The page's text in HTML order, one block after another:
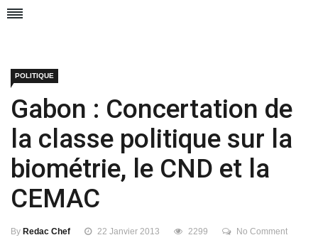
POLITIQUE
Gabon : Concertation de
la classe politique sur la
biométrie, le CND et la
CEMAC
By Redac Chef 22 Janvier 2013 2299 No Comment